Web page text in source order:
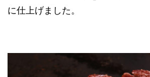
に仕上げました。